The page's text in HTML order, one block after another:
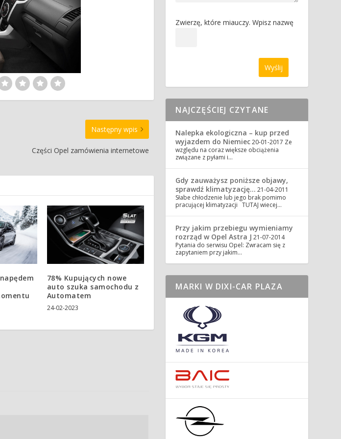
Następny wpis
Części Opel zamówienia internetowe
78% Kupujących nowe
auto szuka samochodu z
Automatem
24-02-2023
Zwierzę, które miauczy. Wpisz nazwę
NAJCZĘŚCIEJ CZYTANE
Nalepka ekologiczna – kup przed
wyjazdem do Niemiec20-01-2017 Ze
względu na coraz większe obciążenia
związane z pyłami i…
Gdy zauważysz poniższe objawy,
sprawdź klimatyzację… 21-04-2011
Słabe chłodzenie lub jego brak pomimo
pracującej klimatyzacji TUTAJ wiecej…
Przy jakim przebiegu wymieniamy
rozrząd w Opel Astra J 21-07-2014
Pytania do serwisu Opel: Zwracam się z
zapytaniem przy jakim…
MARKI W DIXI-CAR PLAZA